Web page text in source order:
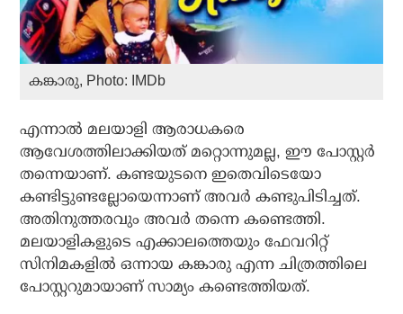
കങ്കാരു, Photo: IMDb
എന്നാൽ മലയാളി ആരാധകരെ
ആവേശത്തിലാക്കിയത് മറ്റൊന്നുമല്ല, ഈ പോസ്റ്റർ
തന്നെയാണ്. കണ്ടയുടനെ ഇതെവിടെയോ
കണ്ടിട്ടുണ്ടല്ലോയെന്നാണ് അവർ കണ്ടുപിടിച്ചത്.
അതിനുത്തരവും അവർ തന്നെ കണ്ടെത്തി.
മലയാളികളുടെ എക്കാലത്തെയും ഫേവറിറ്റ്
സിനിമകളിൽ ഒന്നായ കങ്കാരു എന്ന ചിത്രത്തിലെ
പോസ്റ്ററുമായാണ് സാമ്യം കണ്ടെത്തിയത്.